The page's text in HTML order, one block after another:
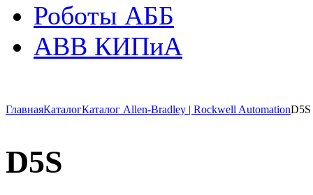
Роботы АББ
ABB КИПиА
ГлавнаяКаталогКаталог Allen-Bradley | Rockwell AutomationD5S
D5S